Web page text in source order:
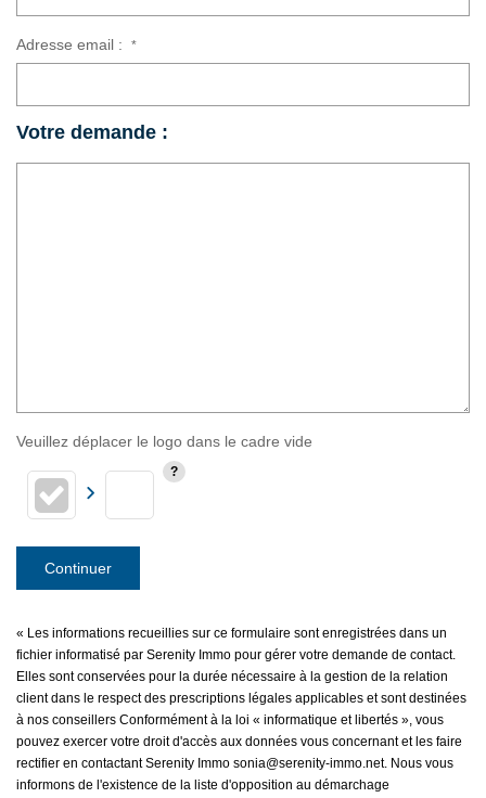
Adresse email : *
Votre demande :
Veuillez déplacer le logo dans le cadre vide
Continuer
« Les informations recueillies sur ce formulaire sont enregistrées dans un
fichier informatisé par Serenity Immo pour gérer votre demande de contact.
Elles sont conservées pour la durée nécessaire à la gestion de la relation
client dans le respect des prescriptions légales applicables et sont destinées
à nos conseillers Conformément à la loi « informatique et libertés », vous
pouvez exercer votre droit d'accès aux données vous concernant et les faire
rectifier en contactant Serenity Immo sonia@serenity-immo.net. Nous vous
informons de l'existence de la liste d'opposition au démarchage